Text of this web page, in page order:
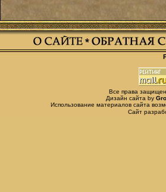
Все права
Дизайн сайта by
Использование материалов сайта
Сайт